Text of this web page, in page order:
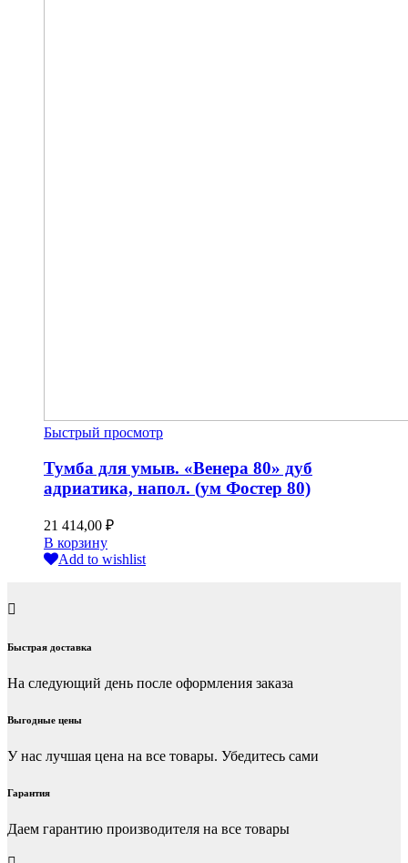
Быстрый просмотр
Тумба для умыв. «Венера 80» дуб
адриатика, напол. (ум Фостер 80)
21 414,00 ₽
В корзину
Add to wishlist
Быстрая доставка
На следующий день после оформления заказа
Выгодные цены
У нас лучшая цена на все товары. Убедитесь сами
Гарантия
Даем гарантию производителя на все товары